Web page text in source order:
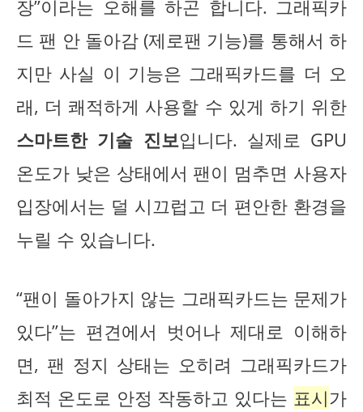
장”이라는 오해를 하곤 합니다. 그래픽카
드 팬 안 돌아감 (제로팬 기능)를 통해서 하
지만 사실 이 기능은 그래픽카드를 더 오
래, 더 쾌적하게 사용할 수 있게 하기 위한
스마트한 기술 진보입니다. 실제로 GPU
온도가 낮은 상태에서 팬이 멈추면 사용자
입장에서는 덜 시끄럽고 더 편안한 환경을
누릴 수 있습니다.
“팬이 돌아가지 않는 그래픽카드는 문제가
있다”는 편견에서 벗어나 제대로 이해하
면, 팬 정지 상태는 오히려 그래픽카드가
최적 온도로 안정 작동하고 있다는 표시가